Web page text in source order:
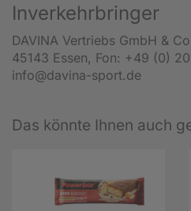
Inverkehrbringer
DAVINA Vertriebs GmbH &
45143 Essen, Fon: +49 (0)
info@davina-sport.de
Das könnte Ihnen auch